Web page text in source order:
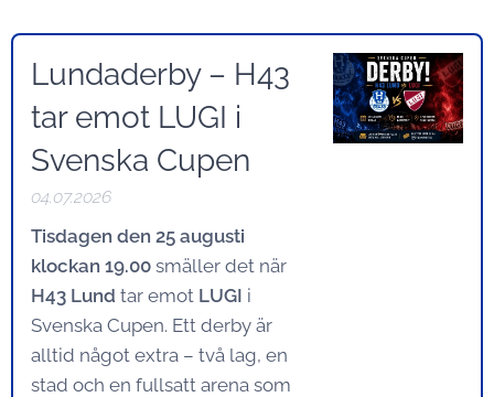
Lundaderby – H43
tar emot LUGI i
Svenska Cupen
04.07.2026
Tisdagen den 25 augusti
klockan 19.00 smäller det när
H43 Lund tar emot LUGI i
Svenska Cupen. Ett derby är
alltid något extra – två lag, en
stad och en fullsatt arena som